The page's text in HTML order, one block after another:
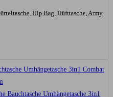
Hip Bag, Hüfttasche, Army